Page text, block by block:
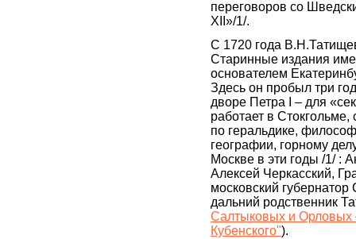
переговоров со
XII»/1/.
C 1720 года
Старинные издания
основателем
Здесь он пробыл три
дворе Петра I – для
работает в Стокгольме,
по геральдике,
географии, горному
Москве в эти годы /1/ :
Алексей Черкасский,
московский
дальний родственник
Салтыковых и Орловых
Кубенского").